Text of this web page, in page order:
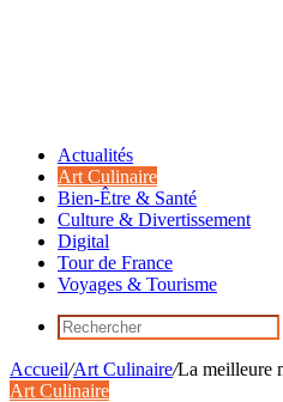
Actualités
Art Culinaire
Bien-Être & Santé
Culture & Divertissement
Digital
Tour de France
Voyages & Tourisme
Accueil/Art Culinaire/La meilleure
Art Culinaire